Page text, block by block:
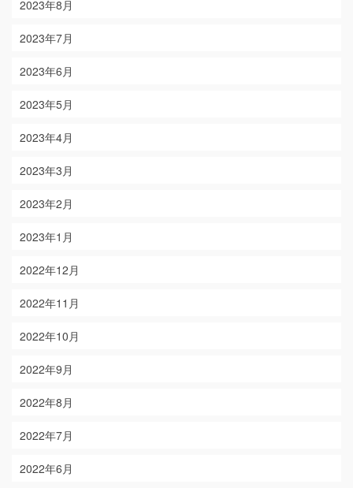
2023年8月
2023年7月
2023年6月
2023年5月
2023年4月
2023年3月
2023年2月
2023年1月
2022年12月
2022年11月
2022年10月
2022年9月
2022年8月
2022年7月
2022年6月